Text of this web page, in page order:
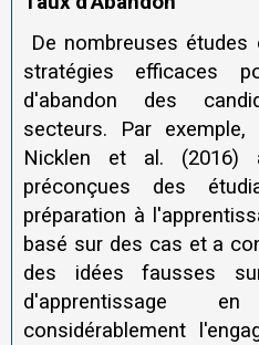
De nombreuses
stratégies efficaces
d'abandon des
secteurs. Par
Nicklen et al. (2016)
préconçues des
préparation à
basé sur des cas et a
des idées fausses
d'apprentissage
considérablement